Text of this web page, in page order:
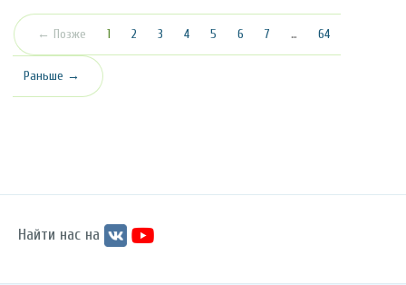
← Позже 1 (текущая)
2 3 4 5 6 7 … 64
Раньше →
Найти нас на